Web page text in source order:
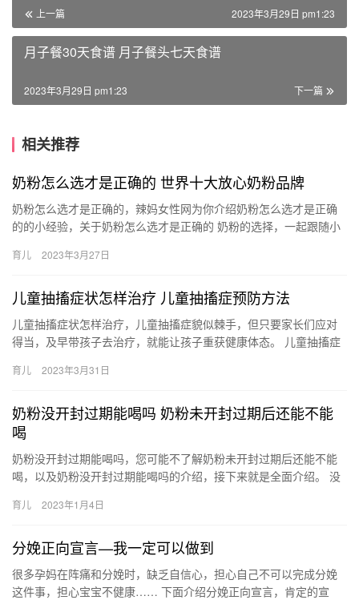
上一篇 2023年3月29日 pm1:23
月子餐30天食谱 月子餐头七天食谱
下一篇
2023年3月29日 pm1:23
相关推荐
奶粉怎么选才是正确的 世界十大放心奶粉品牌
奶粉怎么选才是正确的，辣妈女性网为你介绍奶粉怎么选才是正确
的的小经验，关于奶粉怎么选才是正确的 奶粉的选择，一起跟随小
奶…
育儿 2023年3月27日
儿童抽搐症状怎样治疗 儿童抽搐症预防方法
儿童抽搐症状怎样治疗，儿童抽搐症貌似棘手，但只要家长们应对
得当，及早带孩子去治疗，就能让孩子重获健康体态。 儿童抽搐症
方…
育儿 2023年3月31日
奶粉没开封过期能喝吗 奶粉未开封过期后还能不能
喝
奶粉没开封过期能喝吗，您可能不了解奶粉未开封过期后还能不能
喝，以及奶粉没开封过期能喝吗的介绍，接下来就是全面介绍。 没
没…
育儿 2023年1月4日
分娩正向宣言—我一定可以做到
很多孕妈在阵痛和分娩时，缺乏自信心，担心自己不可以完成分娩
这件事，担心宝宝不健康…… 下面介绍分娩正向宣言，肯定的宣